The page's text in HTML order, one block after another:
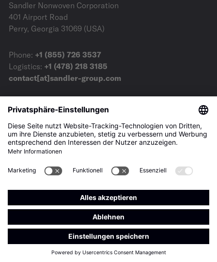
Sandler Nonwoven Corporation
401 Airport Road
Perry, Georgia 31069 (USA)
Phone: +1 (855) 726 3537
Logistics: +1 (478) 218 3185
contact[at]sandler-group.com
AGB
Impressum
Datenschutz
Downloads
© 2023 Sandler AG – All rights reserved.